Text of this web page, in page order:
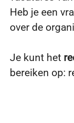
Heb je een
over de
Je kunt het
bereiken op: